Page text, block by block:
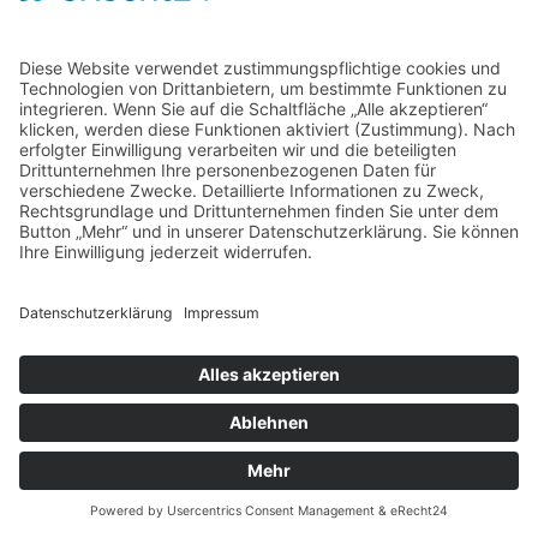
Home Kontakt
AGB
Datenschutzerklärung
Impressum